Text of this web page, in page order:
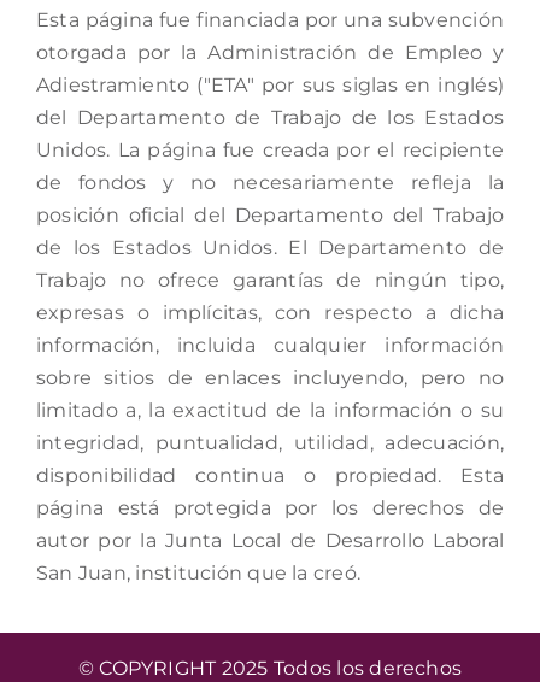
Esta página fue financiada por una subvención
otorgada por la Administración de Empleo y
Adiestramiento ("ETA" por sus siglas en inglés)
del Departamento de Trabajo de los Estados
Unidos. La página fue creada por el recipiente
de fondos y no necesariamente refleja la
posición oficial del Departamento del Trabajo
de los Estados Unidos. El Departamento de
Trabajo no ofrece garantías de ningún tipo,
expresas o implícitas, con respecto a dicha
información, incluida cualquier información
sobre sitios de enlaces incluyendo, pero no
limitado a, la exactitud de la información o su
integridad, puntualidad, utilidad, adecuación,
disponibilidad continua o propiedad. Esta
página está protegida por los derechos de
autor por la Junta Local de Desarrollo Laboral
San Juan, institución que la creó.
© COPYRIGHT 2025 Todos los derechos